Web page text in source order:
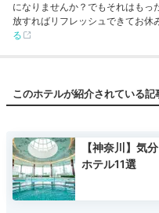
になりませんか？でもそれはもっ
放すればリフレッシュできてお休
る
このホテルが紹介されている記
【神奈川】気
ホテル11選